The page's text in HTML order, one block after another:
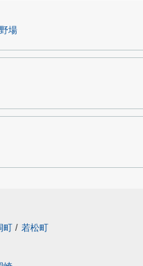
場
町 / 若松町